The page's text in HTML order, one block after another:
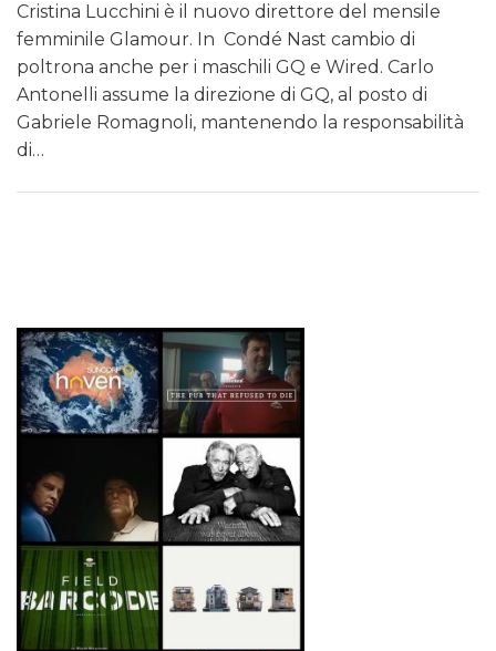
Cristina Lucchini è il nuovo direttore del mensile
femminile Glamour. In Condé Nast cambio di
poltrona anche per i maschili GQ e Wired. Carlo
Antonelli assume la direzione di GQ, al posto di
Gabriele Romagnoli, mantenendo la responsabilità
di…